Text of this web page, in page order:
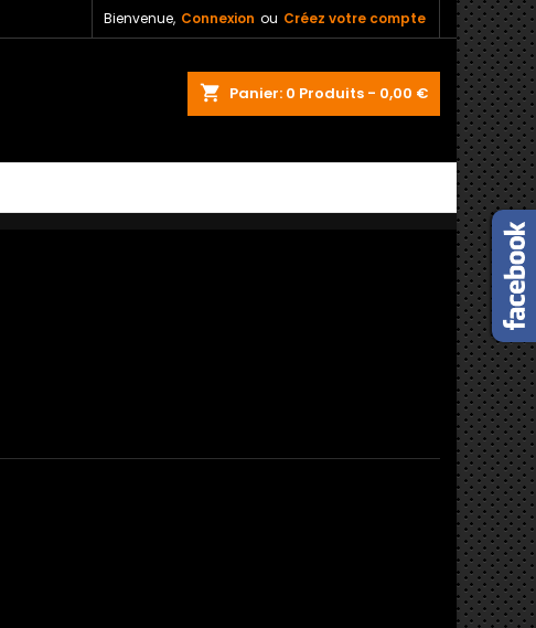
Bienvenue, Connexion ou Créez votre compte
shopping_cart Panier: 0 Produits - 0,00 €